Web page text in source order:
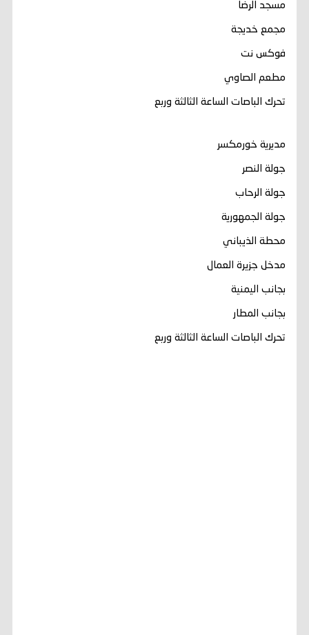
مسجد الرضا
مجمع خديجة
فوكس نت
مطعم الصاوي
تحرك الباصات الساعة الثالثة وربع
مديرية خورمكسر
جولة النصر
جولة الرحاب
جولة الجمهورية
محطة الذيباني
مدخل جزيرة العمال
بجانب اليمنية
بجانب المطار
تحرك الباصات الساعة الثالثة وربع